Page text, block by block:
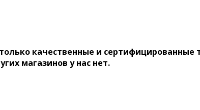
качественные и сертифицированные
магазинов у нас нет.